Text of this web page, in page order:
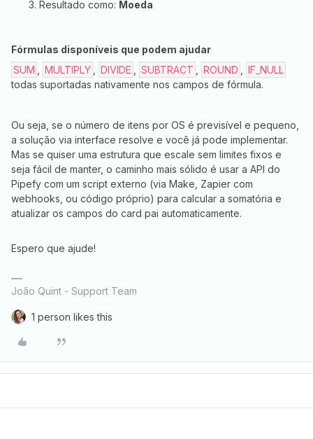
Resultado como: Moeda
Fórmulas disponíveis que podem ajudar
SUM
MULTIPLY DIVIDE SUBTRACT ROUND
IF_NULL
todas suportadas nativamente nos campos de fórmula.
Ou seja, se o número de itens por OS é previsível e pequeno,
a solução via interface resolve e você já pode implementar.
Mas se quiser uma estrutura que escale sem limites fixos e
seja fácil de manter, o caminho mais sólido é usar a API do
Pipefy com um script externo (via Make, Zapier com
webhooks, ou código próprio) para calcular a somatória e
atualizar os campos do card pai automaticamente.
Espero que ajude!
João Quint - Support Team
1 person likes this